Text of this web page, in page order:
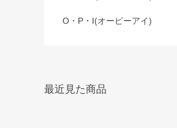
O・P・I(オーピーアイ)
最近見た商品